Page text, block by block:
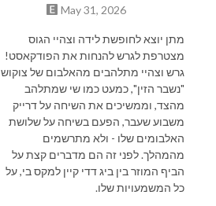
May 31, 2026
מתן יוצא לחופשת לידה וצהיי הגוס
מצטרפת לגרש להנחות את הפודקאסט!
גרש וצהיי מתלהבים מהאלבום של צוקוש
"נשבר הזין", כמעט כמו שי שמתלהב
מהצד, וממשיכים את השיחה על דרייק
משבוע שעבר, הפעם בשיחה על שלושת
האלבומים שלו - ולא מתרשמים
מהמהלך. לפני זה הם מדברים קצת על
הביף המוזר בין ביג דדי קיין למקס בי, על
כל המשמעויות שלו.